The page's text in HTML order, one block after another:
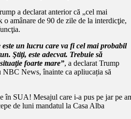
a declarat anterior că „cel mai
amânare de 90 de zile de la interdicţie,
un lucru care va fi cel mai probabil
Ştiţi, este adecvat. Trebuie să
foarte mare”, a declarat Trump
News, înainte ca apliucația să
de luni mandatul la Casa Alba